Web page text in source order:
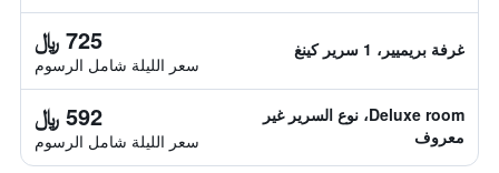
غرفة بريميير، 1 سرير كينغ 725 ﷼
سعر الليلة شامل الرسوم
Deluxe room، نوع السرير غير
معروف
592 ﷼
سعر الليلة شامل الرسوم